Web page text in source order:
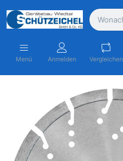
Menü Anmelden Vergleichen